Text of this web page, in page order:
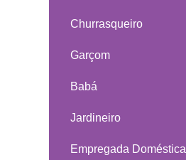
Churrasqueiro
Garçom
Babá
Jardineiro
Empregada Doméstica